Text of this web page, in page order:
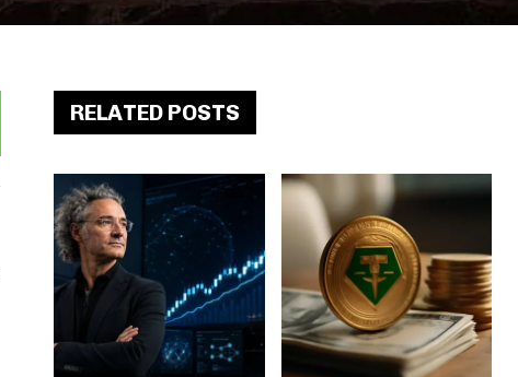
RELATED POSTS